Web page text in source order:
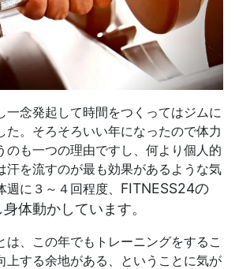
一念発起して時間をつくってはジムに
た。そろそろいい年になったので体力
のも一つの理由ですし、何より個人的
汗を流すのが最も効果があるような気
に３～４回程度、 FITNESS24の
体動かしています。
は、この年でもトレーニングをするこ
上する余地がある、ということに気が